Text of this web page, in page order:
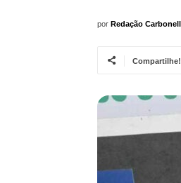
por Redação Carbonell
Compartilhe!